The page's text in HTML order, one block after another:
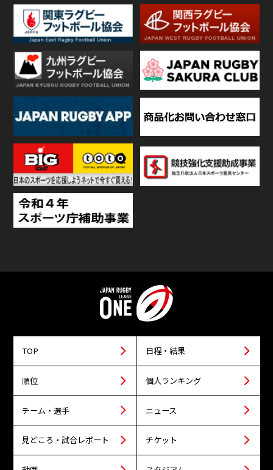
TOP 日程・結果
順位 個人ランキング
チーム・選手 ニュース
見どころ・試合レポート チケット